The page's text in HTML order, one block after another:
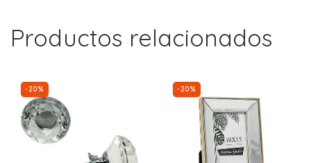
Productos relacionados
-20% -20%